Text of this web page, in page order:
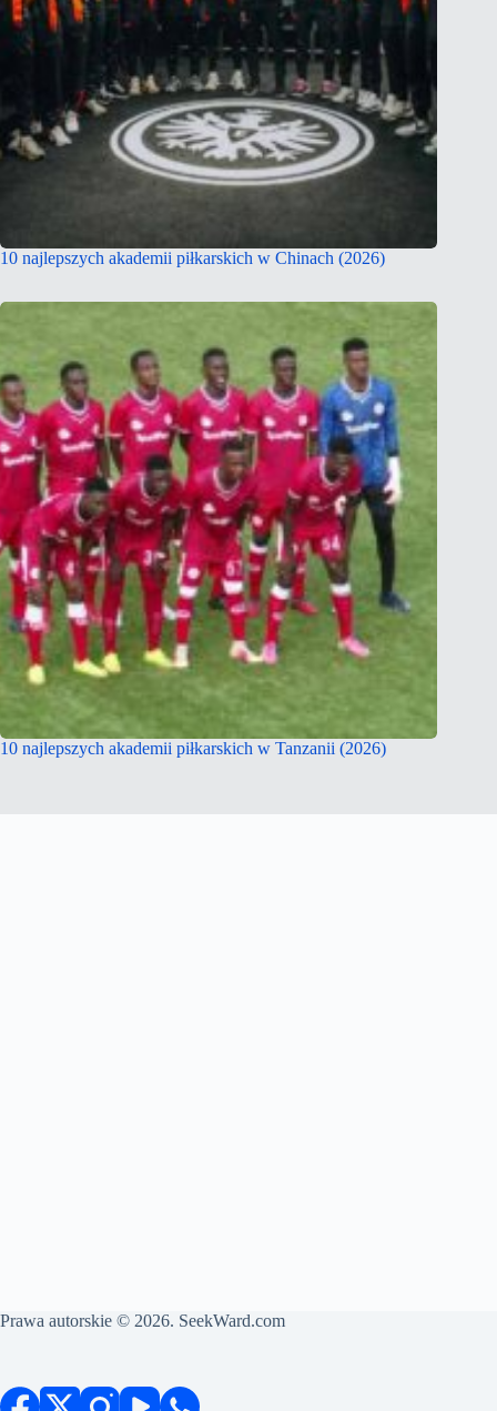
10 najlepszych akademii piłkarskich w Chinach (2026)
10 najlepszych akademii piłkarskich w Tanzanii (2026)
Prawa autorskie © 2026. SeekWard.com